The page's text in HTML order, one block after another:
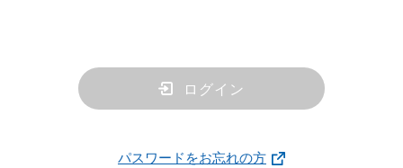
ログイン
パスワードをお忘れの方